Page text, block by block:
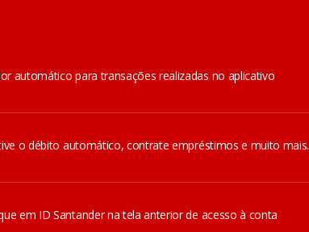
automático para transações realizadas no aplicativo
o débito automático, contrate empréstimos e muito mais.
em ID Santander na tela anterior de acesso à conta